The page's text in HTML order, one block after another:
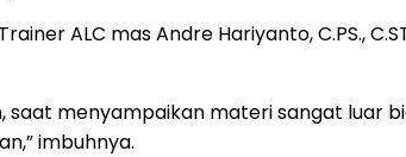
mas Andre Hariyanto, C.PS., C.STMI.,
menyampaikan materi sangat luar
imbuhnya.